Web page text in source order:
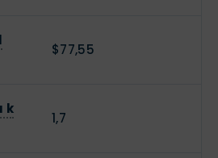
$77,55
k
1,7